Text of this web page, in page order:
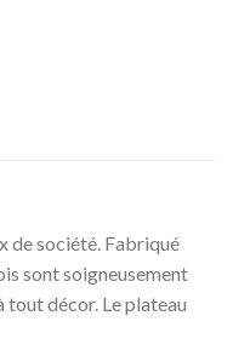
de société. Fabriqué
sont soigneusement
tout décor. Le plateau